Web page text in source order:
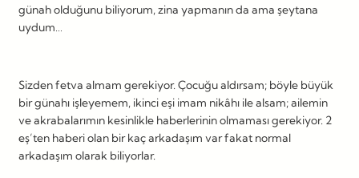
günah olduğunu biliyorum, zina yapmanın da ama şeytana
uydum…
Sizden fetva almam gerekiyor. Çocuğu aldırsam; böyle büyük
bir günahı işleyemem, ikinci eşi imam nikâhı ile alsam; ailemin
ve akrabalarımın kesinlikle haberlerinin olmaması gerekiyor. 2
eş’ten haberi olan bir kaç arkadaşım var fakat normal
arkadaşım olarak biliyorlar.